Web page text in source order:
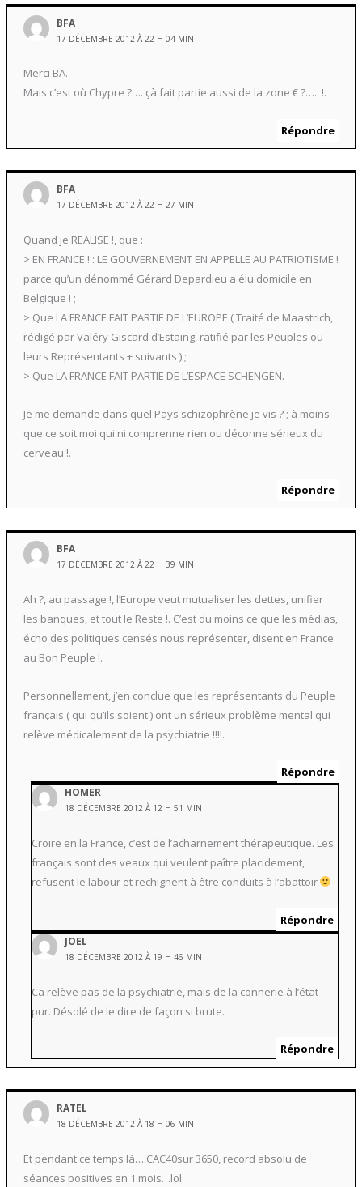
BFA
17 DÉCEMBRE 2012 À 22 H 04 MIN
Merci BA.
Mais c’est où Chypre ?…. çà fait partie aussi de la zone € ?….. !.
Répondre
BFA
17 DÉCEMBRE 2012 À 22 H 27 MIN
Quand je REALISE !, que :
> EN FRANCE ! : LE GOUVERNEMENT EN APPELLE AU PATRIOTISME !
parce qu’un dénommé Gérard Depardieu a élu domicile en
Belgique ! ;
> Que LA FRANCE FAIT PARTIE DE L’EUROPE ( Traité de Maastrich,
rédigé par Valéry Giscard d’Estaing, ratifié par les Peuples ou
leurs Représentants + suivants ) ;
> Que LA FRANCE FAIT PARTIE DE L’ESPACE SCHENGEN.
Je me demande dans quel Pays schizophrène je vis ? ; à moins
que ce soit moi qui ni comprenne rien ou déconne sérieux du
cerveau !.
Répondre
BFA
17 DÉCEMBRE 2012 À 22 H 39 MIN
Ah ?, au passage !, l’Europe veut mutualiser les dettes, unifier
les banques, et tout le Reste !. C’est du moins ce que les médias,
écho des politiques censés nous représenter, disent en France
au Bon Peuple !.
Personnellement, j’en conclue que les représentants du Peuple
français ( qui qu’ils soient ) ont un sérieux problème mental qui
relève médicalement de la psychiatrie !!!!.
Répondre
HOMER
18 DÉCEMBRE 2012 À 12 H 51 MIN
Croire en la France, c’est de l’acharnement thérapeutique. Les
français sont des veaux qui veulent paître placidement,
refusent le labour et rechignent à être conduits à l’abattoir
Répondre
JOEL
18 DÉCEMBRE 2012 À 19 H 46 MIN
Ca relève pas de la psychiatrie, mais de la connerie à l’état
pur. Désolé de le dire de façon si brute.
Répondre
RATEL
18 DÉCEMBRE 2012 À 18 H 06 MIN
Et pendant ce temps là…:CAC40sur 3650, record absolu de
séances positives en 1 mois…lol